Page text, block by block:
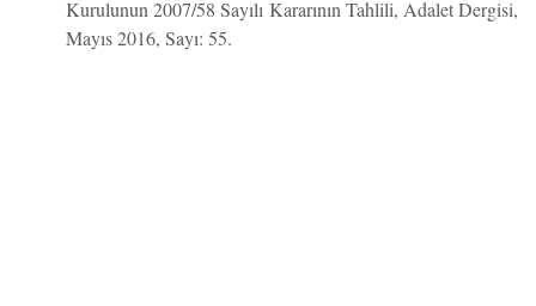
Kurulunun 2007/58 Sayılı Kararının Tahlili, Adalet Dergisi,
Mayıs 2016, Sayı: 55.